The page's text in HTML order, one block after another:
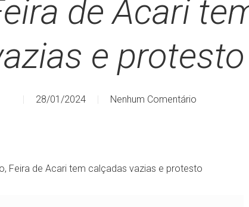
de Acari
e protesto
28/01/2024 Nenhum Comentário
Feira de Acari tem calçadas vazias e protesto